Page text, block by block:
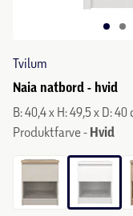
Tvilum
Naia natbord - hvid
B: 40,4 x H: 49,5 x D: 40
Produktfarve - Hvid